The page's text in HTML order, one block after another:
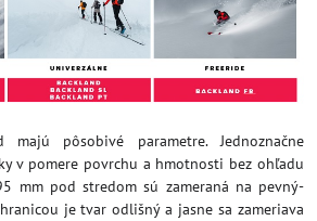
majú pôsobivé parametre. Jednoznačne
v pomere povrchu a hmotnosti bez ohľadu
mm pod stredom sú zameraná na pevný-
je tvar odlišný a jasne sa zameriava